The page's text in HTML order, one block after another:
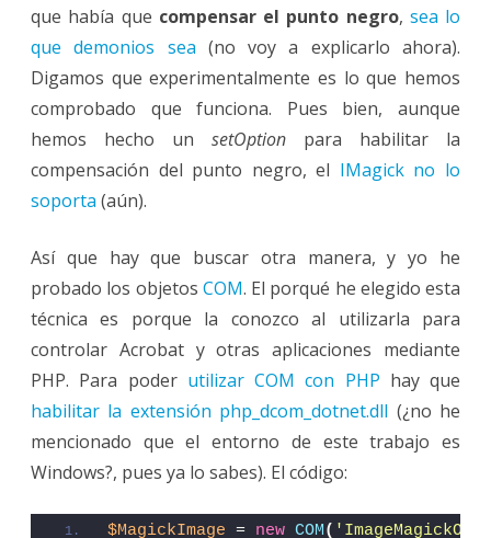
que había que compensar el punto negro, sea lo
que demonios sea (no voy a explicarlo ahora).
Digamos que experimentalmente es lo que hemos
comprobado que funciona. Pues bien, aunque
hemos hecho un setOption para habilitar la
compensación del punto negro, el IMagick no lo
soporta (aún).
Así que hay que buscar otra manera, y yo he
probado los objetos COM. El porqué he elegido esta
técnica es porque la conozco al utilizarla para
controlar Acrobat y otras aplicaciones mediante
PHP. Para poder utilizar COM con PHP hay que
habilitar la extensión php_dcom_dotnet.dll (¿no he
mencionado que el entorno de este trabajo es
Windows?, pues ya lo sabes). El código:
$MagickImage = new COM(